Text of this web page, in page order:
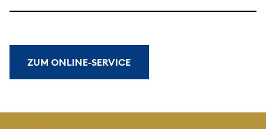
ZUM ONLINE-SERVICE